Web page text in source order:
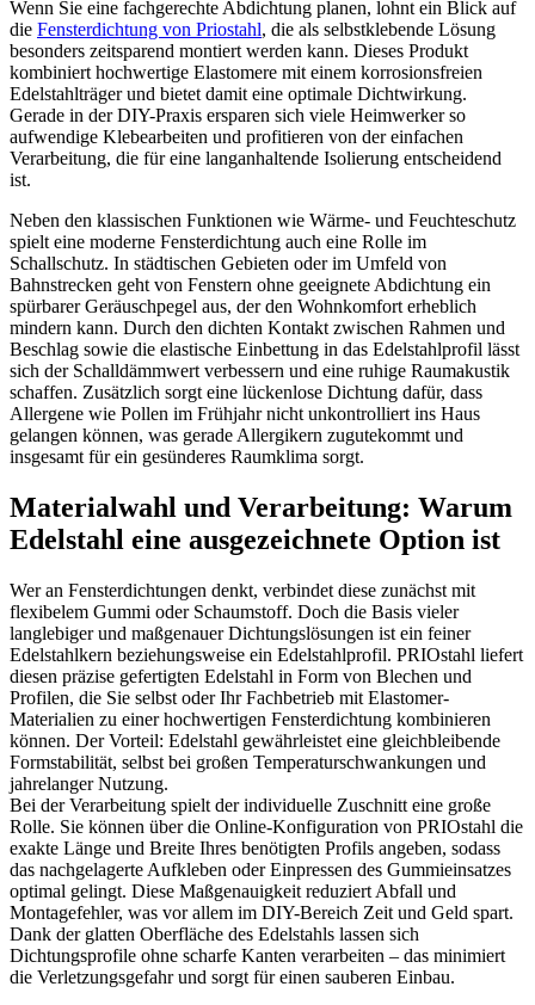
Wenn Sie eine fachgerechte Abdichtung planen, lohnt ein Blick auf
die Fensterdichtung von Priostahl, die als selbstklebende Lösung
besonders zeitsparend montiert werden kann. Dieses Produkt
kombiniert hochwertige Elastomere mit einem korrosionsfreien
Edelstahlträger und bietet damit eine optimale Dichtwirkung.
Gerade in der DIY-Praxis ersparen sich viele Heimwerker so
aufwendige Klebearbeiten und profitieren von der einfachen
Verarbeitung, die für eine langanhaltende Isolierung entscheidend
ist.
Neben den klassischen Funktionen wie Wärme- und Feuchteschutz
spielt eine moderne Fensterdichtung auch eine Rolle im
Schallschutz. In städtischen Gebieten oder im Umfeld von
Bahnstrecken geht von Fenstern ohne geeignete Abdichtung ein
spürbarer Geräuschpegel aus, der den Wohnkomfort erheblich
mindern kann. Durch den dichten Kontakt zwischen Rahmen und
Beschlag sowie die elastische Einbettung in das Edelstahlprofil lässt
sich der Schalldämmwert verbessern und eine ruhige Raumakustik
schaffen. Zusätzlich sorgt eine lückenlose Dichtung dafür, dass
Allergene wie Pollen im Frühjahr nicht unkontrolliert ins Haus
gelangen können, was gerade Allergikern zugutekommt und
insgesamt für ein gesünderes Raumklima sorgt.
Materialwahl und Verarbeitung: Warum
Edelstahl eine ausgezeichnete Option ist
Wer an Fensterdichtungen denkt, verbindet diese zunächst mit
flexibelem Gummi oder Schaumstoff. Doch die Basis vieler
langlebiger und maßgenauer Dichtungslösungen ist ein feiner
Edelstahlkern beziehungsweise ein Edelstahlprofil. PRIOstahl liefert
diesen präzise gefertigten Edelstahl in Form von Blechen und
Profilen, die Sie selbst oder Ihr Fachbetrieb mit Elastomer-
Materialien zu einer hochwertigen Fensterdichtung kombinieren
können. Der Vorteil: Edelstahl gewährleistet eine gleichbleibende
Formstabilität, selbst bei großen Temperaturschwankungen und
jahrelanger Nutzung.
Bei der Verarbeitung spielt der individuelle Zuschnitt eine große
Rolle. Sie können über die Online-Konfiguration von PRIOstahl die
exakte Länge und Breite Ihres benötigten Profils angeben, sodass
das nachgelagerte Aufkleben oder Einpressen des Gummieinsatzes
optimal gelingt. Diese Maßgenauigkeit reduziert Abfall und
Montagefehler, was vor allem im DIY-Bereich Zeit und Geld spart.
Dank der glatten Oberfläche des Edelstahls lassen sich
Dichtungsprofile ohne scharfe Kanten verarbeiten – das minimiert
die Verletzungsgefahr und sorgt für einen sauberen Einbau.